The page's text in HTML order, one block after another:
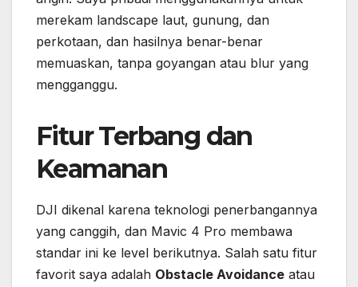
merekam landscape laut, gunung, dan
perkotaan, dan hasilnya benar-benar
memuaskan, tanpa goyangan atau blur yang
mengganggu.
Fitur Terbang dan
Keamanan
DJI dikenal karena teknologi penerbangannya
yang canggih, dan Mavic 4 Pro membawa
standar ini ke level berikutnya. Salah satu fitur
favorit saya adalah Obstacle Avoidance atau